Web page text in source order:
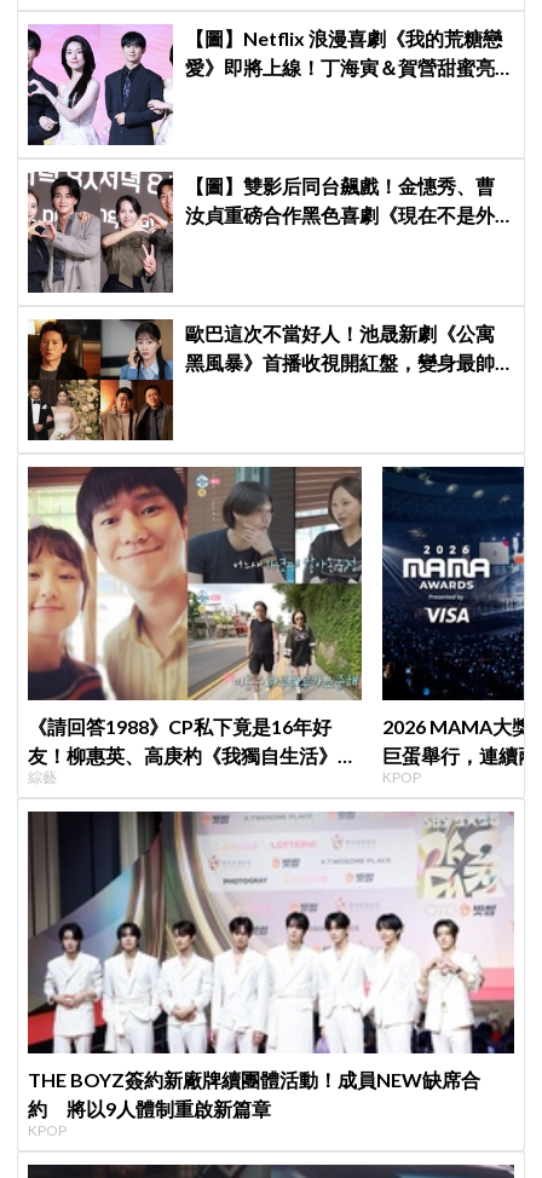
【圖】Netflix 浪漫喜劇《我的荒糖戀
愛》即將上線！丁海寅＆賀營甜蜜亮
【圖】雙影后同台飆戲！金憓秀、曹
汝貞重磅合作黑色喜劇《現在不是外
歐巴這次不當好人！池晟新劇《公寓
黑風暴》首播收視開紅盤，變身最帥
《請回答1988》CP私下竟是16年好
友！柳惠英、高庚杓《我獨自生活》預
告公開，暖心互動掀回憶殺
綜藝
2026 MAMA大獎
巨蛋舉行，連續
KPOP
THE BOYZ簽約新廠牌續團體活動！成員NEW缺席合
約 將以9人體制重啟新篇章
KPOP